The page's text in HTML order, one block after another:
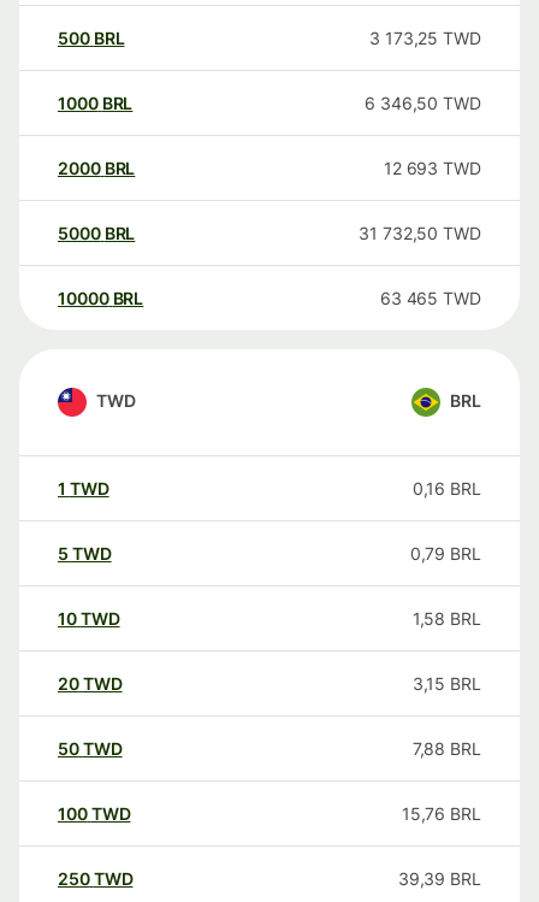
500 BRL 3 173,25 TWD
1000 BRL 6 346,50 TWD
2000 BRL 12 693 TWD
5000 BRL 31 732,50 TWD
10000 BRL 63 465 TWD
TWD BRL
1 TWD 0,16 BRL
5 TWD 0,79 BRL
10TWD 1,58 BRL
20TWD 3,15 BRL
50TWD 7,88 BRL
100TWD 15,76 BRL
250TWD 39,39 BRL